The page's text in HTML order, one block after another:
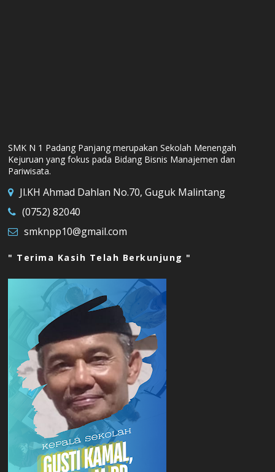
SMK N 1 Padang Panjang merupakan Sekolah Menengah
Kejuruan yang fokus pada Bidang Bisnis Manajemen dan
Pariwisata.
Jl.KH Ahmad Dahlan No.70, Guguk Malintang
(0752) 82040
smknpp10@gmail.com
" Terima Kasih Telah Berkunjung "